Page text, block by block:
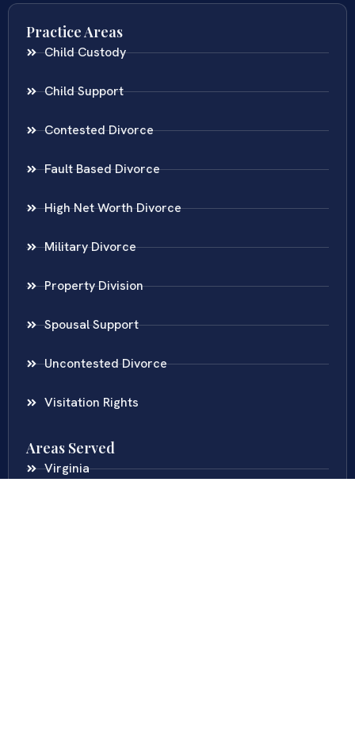
Practice Areas
Child Custody
Child Support
Contested Divorce
Fault Based Divorce
High Net Worth Divorce
Military Divorce
Property Division
Spousal Support
Uncontested Divorce
Visitation Rights
Areas Served
Virginia